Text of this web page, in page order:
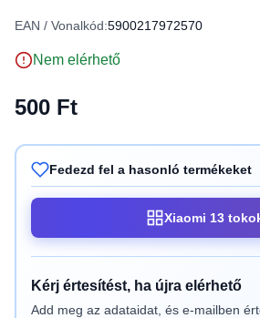
EAN / Vonalkód:5900217972570
Nem elérhető
500 Ft
Fedezd fel a hasonló termékeket
Xiaomi 13
Kérj értesítést, ha újra elérhető
Add meg az adataidat, és e-mailben